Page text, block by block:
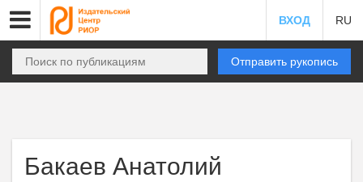
ВХОД RU
Отправить рукопись
Бакаев Анатолий